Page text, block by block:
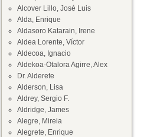
Alcover Lillo, José Luis
Alda, Enrique
Aldasoro Katarain, Irene
Aldea Lorente, Víctor
Aldecoa, Ignacio
Aldekoa-Otalora Agirre, Alex
Dr. Alderete
Alderson, Lisa
Aldrey, Sergio F.
Aldridge, James
Alegre, Mireia
Alegrete, Enrique